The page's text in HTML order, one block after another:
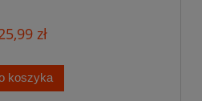
zł
koszyka